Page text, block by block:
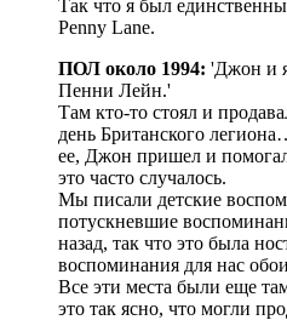
Так что я был
Penny Lane.
ПОЛ около 1994: 'Джон и я
Пенни Лейн.'
Там кто-то стоял и
день Британского
ее, Джон пришел и
это часто случалось.
Мы писали детские
потускневшие
назад, так что это была
воспоминания для нас
Все эти места были еще
это так ясно, что могли